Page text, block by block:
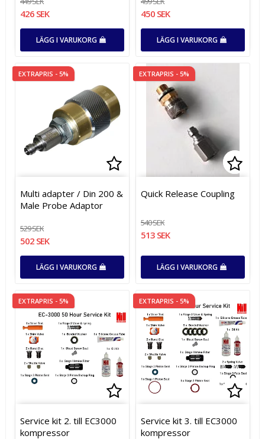
426 SEK
LÄGG I VARUKORG
450 SEK
LÄGG I VARUKORG
EXTRAPRIS - 5%
Lägg till i favoritlistan
Lägg till i favoritlistan
Multi adapter / Din 200 &
Male Probe Adaptor
529 SEK
502 SEK
LÄGG I VARUKORG
EXTRAPRIS - 5%
Quick Release Coupling
540 SEK
513 SEK
LÄGG I VARUKORG
EXTRAPRIS - 5%
Lägg till i favoritlistan
Lägg till i favoritlistan
Service kit 2. till EC3000
kompressor
EXTRAPRIS - 5%
Service kit 3. till EC3000
kompressor